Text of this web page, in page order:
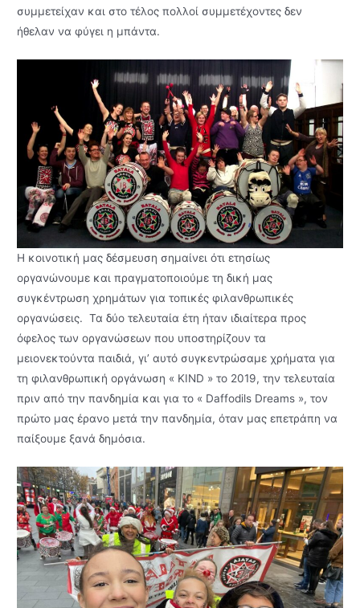
συμμετείχαν και στο τέλος πολλοί συμμετέχοντες δεν
ήθελαν να φύγει η μπάντα.
Η κοινοτική μας δέσμευση σημαίνει ότι ετησίως
οργανώνουμε και πραγματοποιούμε τη δική μας
συγκέντρωση χρημάτων για τοπικές φιλανθρωπικές
οργανώσεις. Τα δύο τελευταία έτη ήταν ιδιαίτερα προς
όφελος των οργανώσεων που υποστηρίζουν τα
μειονεκτούντα παιδιά, γι’ αυτό συγκεντρώσαμε χρήματα για
τη φιλανθρωπική οργάνωση « KIND » το 2019, την τελευταία
πριν από την πανδημία και για το « Daffodils Dreams », τον
πρώτο μας έρανο μετά την πανδημία, όταν μας επετράπη να
παίξουμε ξανά δημόσια.